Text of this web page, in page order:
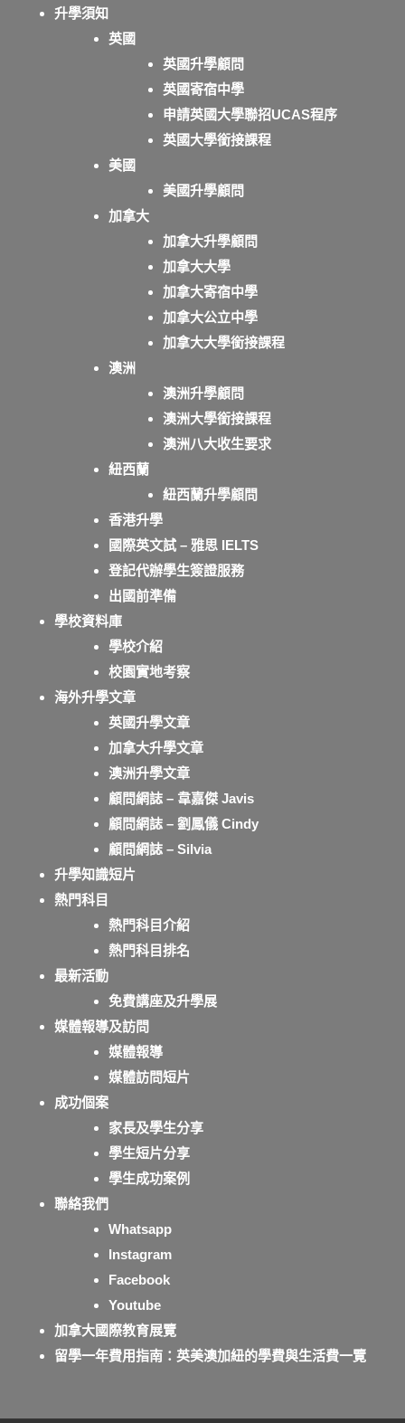
升學須知
英國
英國升學顧問
英國寄宿中學
申請英國大學聯招UCAS程序
英國大學銜接課程
美國
美國升學顧問
加拿大
加拿大升學顧問
加拿大大學
加拿大寄宿中學
加拿大公立中學
加拿大大學銜接課程
澳洲
澳洲升學顧問
澳洲大學銜接課程
澳洲八大收生要求
紐西蘭
紐西蘭升學顧問
香港升學
國際英文試 – 雅思 IELTS
登記代辦學生簽證服務
出國前準備
學校資料庫
學校介紹
校園實地考察
海外升學文章
英國升學文章
加拿大升學文章
澳洲升學文章
顧問網誌 – 韋嘉傑 Javis
顧問網誌 – 劉鳳儀 Cindy
顧問網誌 – Silvia
升學知識短片
熱門科目
熱門科目介紹
熱門科目排名
最新活動
免費講座及升學展
媒體報導及訪問
媒體報導
媒體訪問短片
成功個案
家長及學生分享
學生短片分享
學生成功案例
聯絡我們
Whatsapp
Instagram
Facebook
Youtube
加拿大國際教育展覽
留學一年費用指南：英美澳加紐的學費與生活費一覽